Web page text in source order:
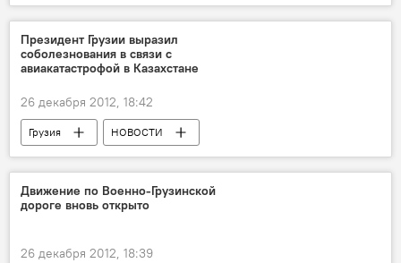
Президент Грузии выразил
соболезнования в связи с
авиакатастрофой в Казахстане
26 декабря 2012, 18:42
Грузия НОВОСТИ
Движение по Военно-Грузинской
дороге вновь открыто
26 декабря 2012, 18:39